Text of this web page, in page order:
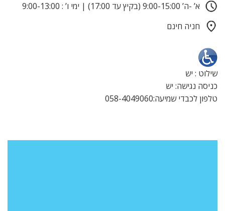
א’ -ה’ 9:00-15:00 (בקיץ עד 17:00) | ימי ו’ : 9:00-13:00
חניה חינם
שילוט : יש
כניסה נגישה: יש
טלפון לכבדי שמיעה:058-4049060